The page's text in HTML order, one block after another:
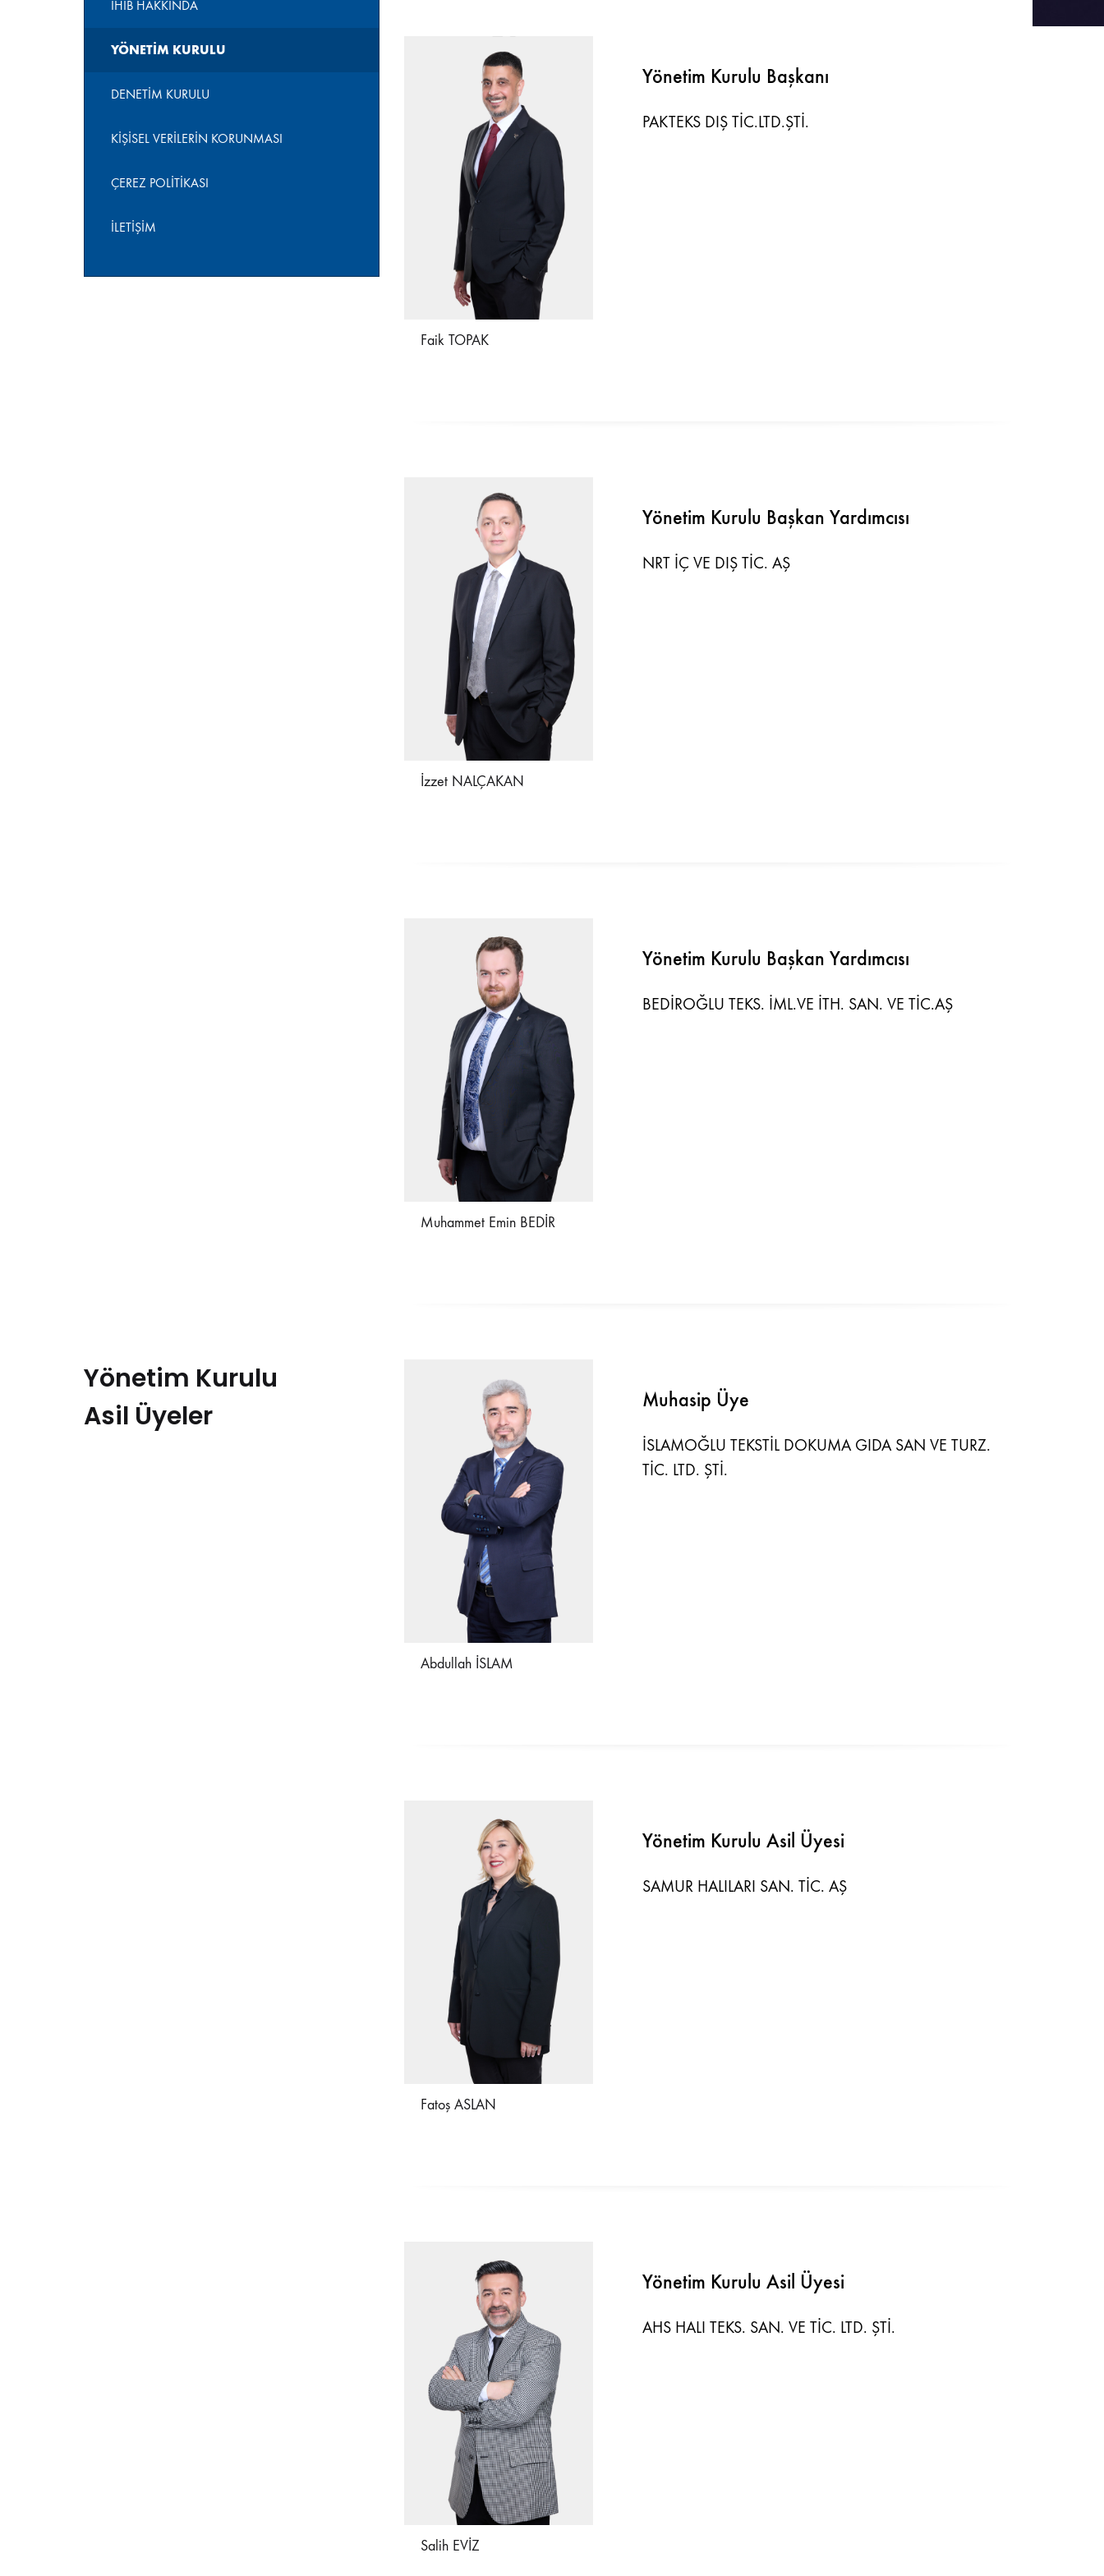
İHİB HAKKINDA
YÖNETIM KURULU
DENETIM KURULU
KIŞISEL VERILERIN KORUNMASI
ÇEREZ POLITIKASI
İLETIŞIM
Faik TOPAK
Yönetim Kurulu Başkanı
PAKTEKS DIŞ TİC.LTD.ŞTİ.
İzzet NALÇAKAN
Yönetim Kurulu Başkan Yardımcısı
NRT İÇ VE DIŞ TİC. AŞ
Muhammet Emin BEDİR
Yönetim Kurulu Başkan Yardımcısı
BEDİROĞLU TEKS. İML.VE İTH. SAN. VE TİC.AŞ
Yönetim Kurulu
Asil Üyeler
Abdullah İSLAM
Muhasip Üye
İSLAMOĞLU TEKSTİL DOKUMA GIDA SAN VE TURZ.
TİC. LTD. ŞTİ.
Fatoş ASLAN
Yönetim Kurulu Asil Üyesi
SAMUR HALILARI SAN. TİC. AŞ
Salih EVİZ
Yönetim Kurulu Asil Üyesi
AHS HALI TEKS. SAN. VE TİC. LTD. ŞTİ.